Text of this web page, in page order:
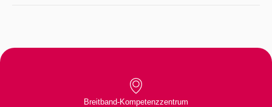
Breitband-Kompetenzzentrum